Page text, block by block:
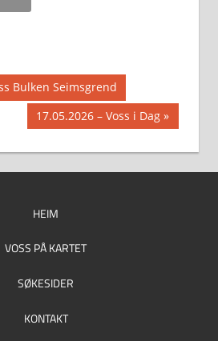
Bulken Seimsgrend
Next
Post:
17.05.2026 – Voss i Dag
HEIM
VOSS PÅ KARTET
SØKESIDER
KONTAKT